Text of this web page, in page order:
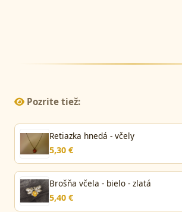
Pozrite tiež:
Retiazka hnedá - včely
5,30 €
Brošňa včela - bielo - zlatá
5,40 €